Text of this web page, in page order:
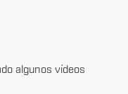
algunos vídeos